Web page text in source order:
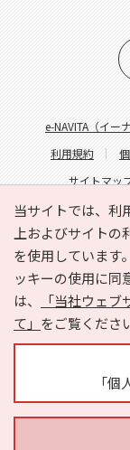
当サイトでは、利
上およびサイトの
を使用しています
ッキーの使用に同
は、
「当社ウェ
て」 をご覧くださ
「
e-NAVITA（イー
利用規約
サイトマッ
サ